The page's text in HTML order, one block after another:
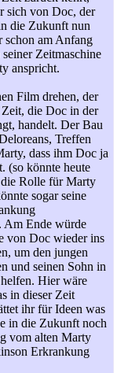
sich von Doc, der
die Zukunft nun
schon am Anfang
Zeitmaschine
anspricht.
Film drehen, der
Zeit, die Doc in der
handelt. Der Bau
Treffen
dass ihm Doc ja
(so könnte heute
die Rolle für Marty
sogar seine
Am Ende würde
von Doc wieder ins
um den jungen
und seinen Sohn in
Hier wäre
in dieser Zeit
ihr für Ideen was
in die Zukunft noch
vom alten Marty
Erkrankung